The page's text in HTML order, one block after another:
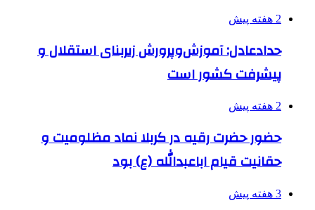
2 هفته پیش
حدادعادل: آموزش‌وپرورش زیربنای استقلال و
پیشرفت کشور است
2 هفته پیش
حضور حضرت رقیه در کربلا نماد مظلومیت و
حقانیت قیام اباعبدالله (ع) بود
3 هفته پیش